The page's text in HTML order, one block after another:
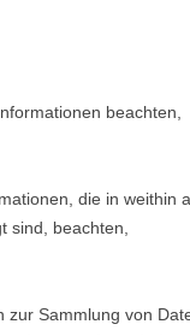
beachten,
die in weithin
sind, beachten,
zur Sammlung von